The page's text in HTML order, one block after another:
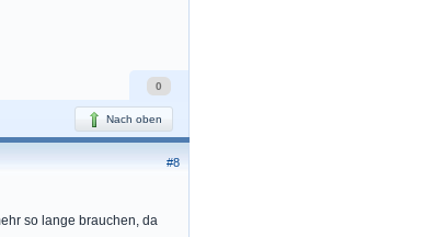
0
Nach oben
#8
so lange brauchen, da